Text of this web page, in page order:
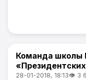
Спорт
Команда школы
28-01-2018, 18:13👁 3